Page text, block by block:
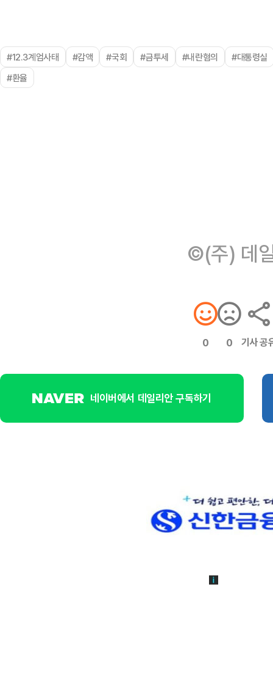
#12.3계엄사태 #감액 #국회 #금투세 #내란혐의
#대통령실
#환율
©(주) 데
0 0 기사 공
네이버에서 데일리안 구독하기